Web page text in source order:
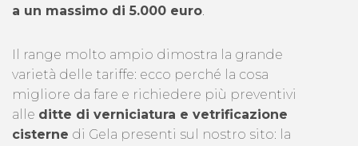
a un massimo di 5.000 euro.
Il range molto ampio dimostra la grande
varietà delle tariffe: ecco perché la cosa
migliore da fare e richiedere più preventivi
alle ditte di verniciatura e vetrificazione
cisterne di Gela presenti sul nostro sito: la